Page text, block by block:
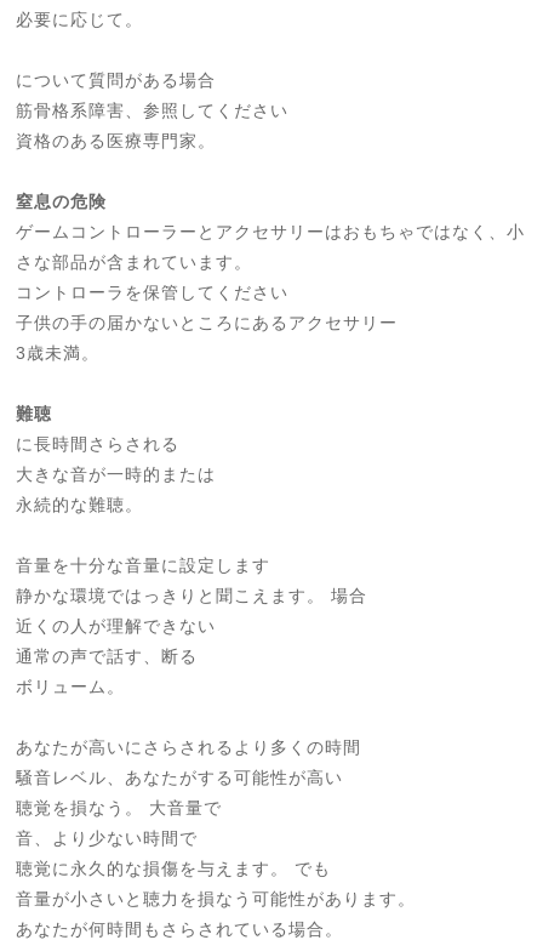
必要に応じて。
について質問がある場合
筋骨格系障害、参照してください
資格のある医療専門家。
窒息の危険
ゲームコントローラーとアクセサリーはおもちゃではなく、小
さな部品が含まれています。
コントローラを保管してください
子供の手の届かないところにあるアクセサリー
3歳未満。
難聴
に長時間さらされる
大きな音が一時的または
永続的な難聴。
音量を十分な音量に設定します
静かな環境ではっきりと聞こえます。 場合
近くの人が理解できない
通常の声で話す、断る
ボリューム。
あなたが高いにさらされるより多くの時間
騒音レベル、あなたがする可能性が高い
聴覚を損なう。 大音量で
音、より少ない時間で
聴覚に永久的な損傷を与えます。 でも
音量が小さいと聴力を損なう可能性があります。
あなたが何時間もさらされている場合。